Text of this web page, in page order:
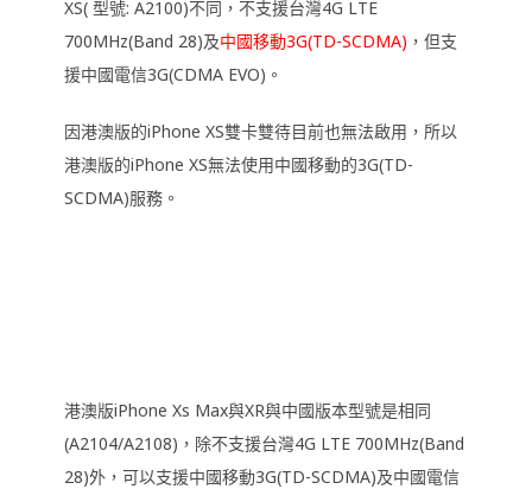
XS( 型號: A2100)不同，不支援台灣4G LTE
700MHz(Band 28)及中國移動3G(TD-SCDMA) ，但支
援中國電信3G(CDMA EVO)。
因港澳版的iPhone XS雙卡雙待目前也無法啟用，所以
港澳版的iPhone XS無法使用中國移動的3G(TD-
SCDMA)服務。
港澳版iPhone Xs Max與XR與中國版本型號是相同
(A2104/A2108)，除不支援台灣4G LTE 700MHz(Band
28)外，可以支援中國移動3G(TD-SCDMA)及中國電信